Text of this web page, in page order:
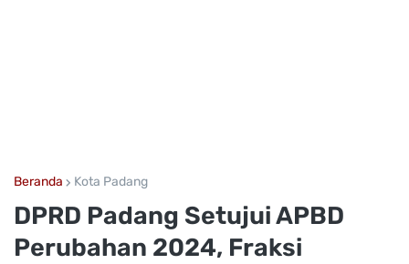
Beranda Kota Padang
DPRD Padang Setujui APBD
Perubahan 2024, Fraksi